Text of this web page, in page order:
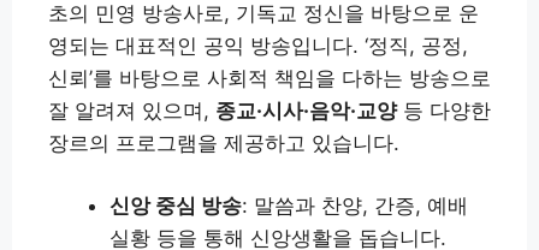
초의 민영 방송사로, 기독교 정신을 바탕으로 운
영되는 대표적인 공익 방송입니다. ‘정직, 공정,
신뢰’를 바탕으로 사회적 책임을 다하는 방송으로
잘 알려져 있으며, 종교·시사·음악·교양등 다양한
장르의 프로그램을 제공하고 있습니다.
신앙 중심 방송: 말씀과 찬양, 간증, 예배
실황 등을 통해 신앙생활을 돕습니다.